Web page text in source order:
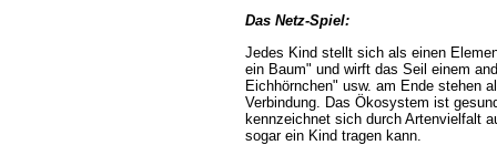
Das Netz-Spiel:
Jedes Kind stellt sich als einen
ein Baum" und wirft das Seil einem
Eichhörnchen" usw. am Ende stehen
Verbindung. Das Ökosystem ist
kennzeichnet sich durch Artenvielfalt
sogar ein Kind tragen kann.